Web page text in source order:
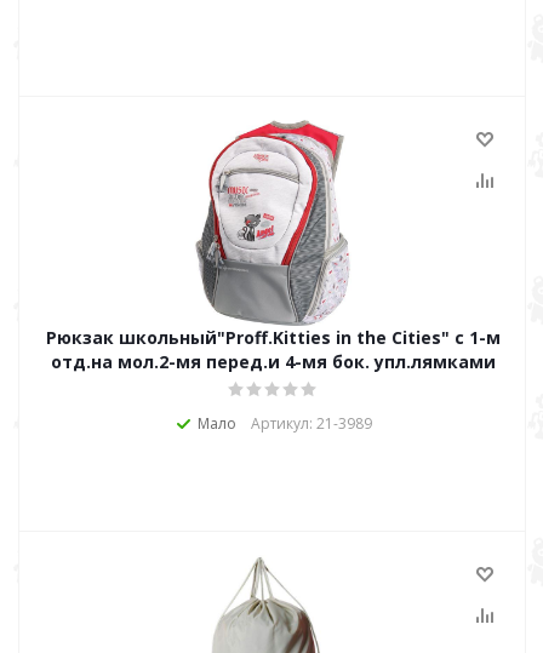
Рюкзак школьный"Proff.Kitties in the Cities" c 1-м
отд.на мол.2-мя перед.и 4-мя бок. упл.лямками
Мало Артикул: 21-3989